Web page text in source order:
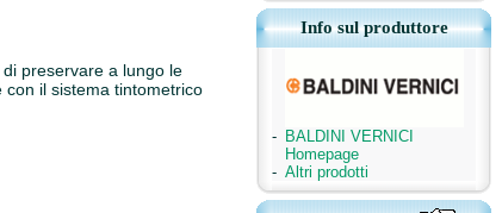
preservare a lungo le
il sistema tintometrico
Info sul produttore
- BALDINI VERNICI
Homepage
- Altri prodotti